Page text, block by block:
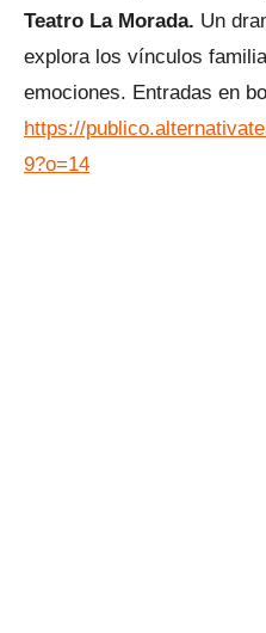
Teatro La Morada. Un
explora los vínculos
emociones. Entradas en
https://
9?o=14